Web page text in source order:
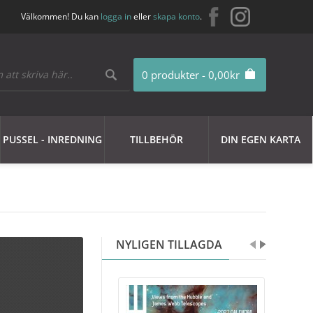
Välkommen! Du kan logga inellerskapa konto.
0 produkter - 0,00kr
PUSSEL - INREDNING TILLBEHÖR DIN EGEN KARTA
NYLIGEN TILLAGDA